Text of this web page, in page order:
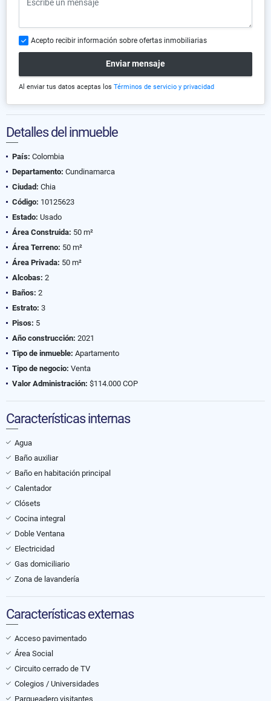
Acepto recibir información sobre ofertas inmobiliarias
Enviar mensaje
Al enviar tus datos aceptas los Términos de servicio y privacidad
Detalles del inmueble
País: Colombia
Departamento: Cundinamarca
Ciudad: Chia
Código: 10125623
Estado: Usado
Área Construida: 50 m²
Área Terreno: 50 m²
Área Privada: 50 m²
Alcobas: 2
Baños: 2
Estrato: 3
Pisos: 5
Año construcción: 2021
Tipo de inmueble: Apartamento
Tipo de negocio: Venta
Valor Administración: $114.000 COP
Características internas
Agua
Baño auxiliar
Baño en habitación principal
Calentador
Clósets
Cocina integral
Doble Ventana
Electricidad
Gas domiciliario
Zona de lavandería
Características externas
Acceso pavimentado
Área Social
Circuito cerrado de TV
Colegios / Universidades
Parqueadero visitantes